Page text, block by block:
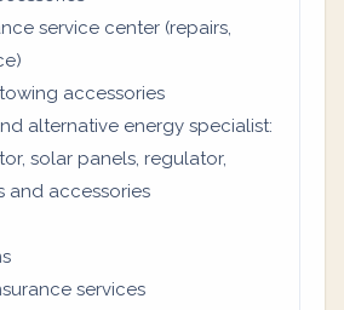
service center (repairs,
accessories
alternative energy specialist:
solar panels, regulator,
and accessories
services